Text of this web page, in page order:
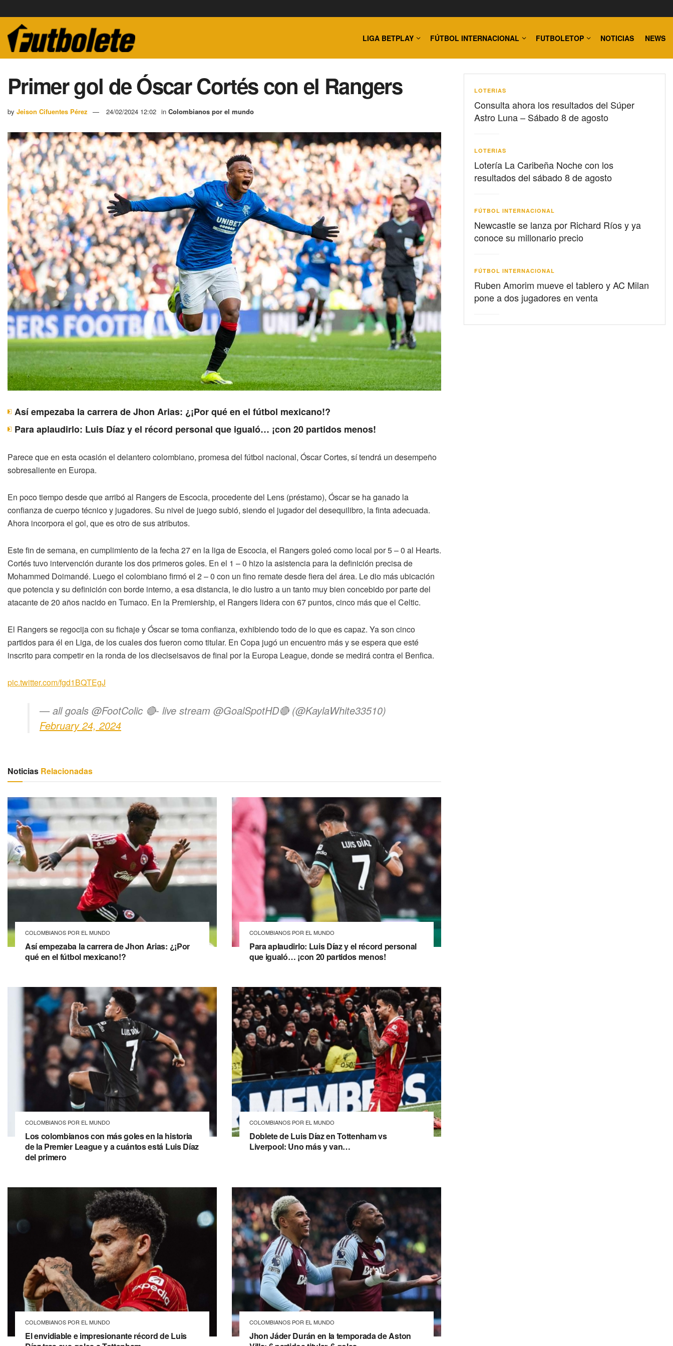
LIGA BETPLAY FÚTBOL INTERNACIONAL FUTBOLETOP NOTICIAS NEWS
Primer gol de Óscar Cortés con el Rangers
by Jeison Cifuentes Pérez 24/02/2024 12:02 in Colombianos por el mundo
Así empezaba la carrera de Jhon Arias: ¿¡Por qué en el fútbol mexicano!?
Para aplaudirlo: Luis Díaz y el récord personal que igualó… ¡con 20 partidos menos!
Parece que en esta ocasión el delantero colombiano, promesa del fútbol nacional, Óscar Cortes, sí tendrá un desempeño
sobresaliente en Europa.
En poco tiempo desde que arribó al Rangers de Escocia, procedente del Lens (préstamo), Óscar se ha ganado la
confianza de cuerpo técnico y jugadores. Su nivel de juego subió, siendo el jugador del desequilibro, la finta adecuada.
Ahora incorpora el gol, que es otro de sus atributos.
Este fin de semana, en cumplimiento de la fecha 27 en la liga de Escocia, el Rangers goleó como local por 5 – 0 al Hearts.
Cortés tuvo intervención durante los dos primeros goles. En el 1 – 0 hizo la asistencia para la definición precisa de
Mohammed Doimandé. Luego el colombiano firmó el 2 – 0 con un fino remate desde fiera del área. Le dio más ubicación
que potencia y su definición con borde interno, a esa distancia, le dio lustro a un tanto muy bien concebido por parte del
atacante de 20 años nacido en Tumaco. En la Premiership, el Rangers lidera con 67 puntos, cinco más que el Celtic.
El Rangers se regocija con su fichaje y Óscar se toma confianza, exhibiendo todo de lo que es capaz. Ya son cinco
partidos para él en Liga, de los cuales dos fueron como titular. En Copa jugó un encuentro más y se espera que esté
inscrito para competir en la ronda de los dieciseisavos de final por la Europa League, donde se medirá contra el Benfica.
pic.twitter.com/fgd1BQTEgJ
— all goals @FootColic 🔴- live stream @GoalSpotHD🔴 (@KaylaWhite33510)
February 24, 2024
Noticias Relacionadas
COLOMBIANOS POR EL MUNDO
Así empezaba la carrera de Jhon Arias: ¿¡Por
qué en el fútbol mexicano!?
COLOMBIANOS POR EL MUNDO
Para aplaudirlo: Luis Díaz y el récord personal
que igualó… ¡con 20 partidos menos!
COLOMBIANOS POR EL MUNDO
Los colombianos con más goles en la historia
de la Premier League y a cuántos está Luis Díaz
del primero
COLOMBIANOS POR EL MUNDO
Doblete de Luis Díaz en Tottenham vs
Liverpool: Uno más y van…
COLOMBIANOS POR EL MUNDO
El envidiable e impresionante récord de Luis
COLOMBIANOS POR EL MUNDO
Jhon Jáder Durán en la temporada de Aston
LOTERIAS
Consulta ahora los resultados del Súper
Astro Luna – Sábado 8 de agosto
LOTERIAS
Lotería La Caribeña Noche con los
resultados del sábado 8 de agosto
FÚTBOL INTERNACIONAL
Newcastle se lanza por Richard Ríos y ya
conoce su millonario precio
FÚTBOL INTERNACIONAL
Ruben Amorim mueve el tablero y AC Milan
pone a dos jugadores en venta